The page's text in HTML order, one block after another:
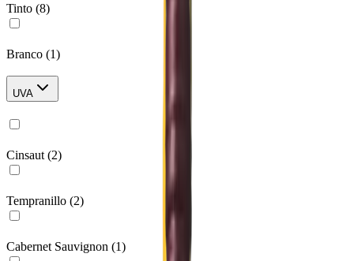
Tinto (8)
Branco (1)
UVA
Cinsaut (2)
Tempranillo (2)
Cabernet Sauvignon (1)